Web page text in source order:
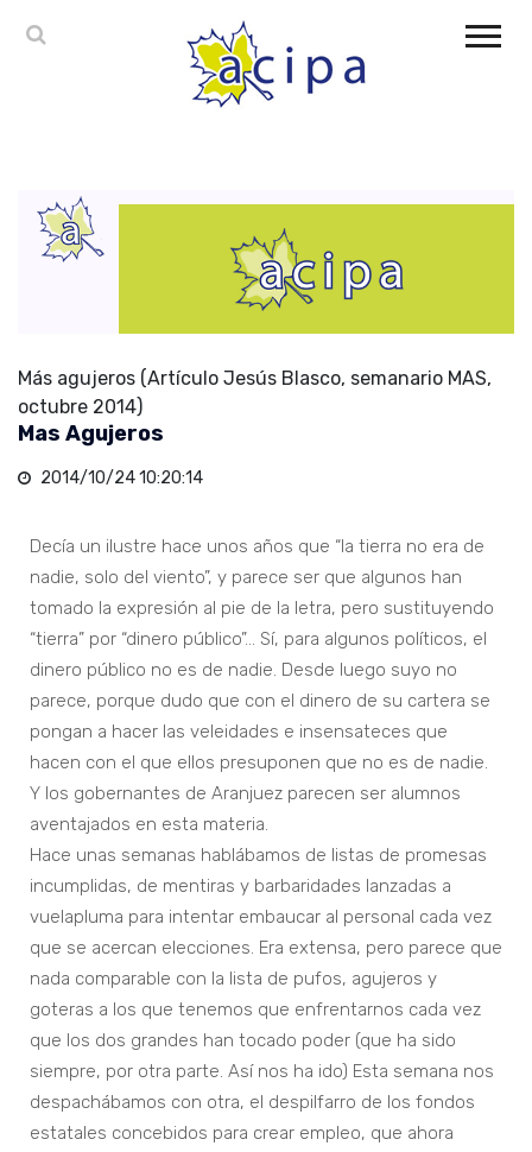
Más agujeros (Artículo Jesús Blasco, semanario MAS,
octubre 2014)
Mas Agujeros
2014/10/24 10:20:14
Decía un ilustre hace unos años que “la tierra no era de
nadie, solo del viento”, y parece ser que algunos han
tomado la expresión al pie de la letra, pero sustituyendo
“tierra” por “dinero público”… Sí, para algunos políticos, el
dinero público no es de nadie. Desde luego suyo no
parece, porque dudo que con el dinero de su cartera se
pongan a hacer las veleidades e insensateces que
hacen con el que ellos presuponen que no es de nadie.
Y los gobernantes de Aranjuez parecen ser alumnos
aventajados en esta materia.
Hace unas semanas hablábamos de listas de promesas
incumplidas, de mentiras y barbaridades lanzadas a
vuelapluma para intentar embaucar al personal cada vez
que se acercan elecciones. Era extensa, pero parece que
nada comparable con la lista de pufos, agujeros y
goteras a los que tenemos que enfrentarnos cada vez
que los dos grandes han tocado poder (que ha sido
siempre, por otra parte. Así nos ha ido) Esta semana nos
despachábamos con otra, el despilfarro de los fondos
estatales concebidos para crear empleo, que ahora